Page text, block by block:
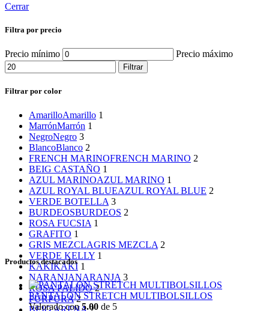
Cerrar
Filtra por precio
Precio mínimo Precio máximo
Filtrar
Filtrar por color
AmarilloAmarillo 1
MarrónMarrón 1
NegroNegro 3
BlancoBlanco 2
FRENCH MARINOFRENCH MARINO 2
BEIG CASTAÑO 1
AZUL MARINOAZUL MARINO 1
AZUL ROYAL BLUEAZUL ROYAL BLUE 2
VERDE BOTELLA 3
BURDEOSBURDEOS 2
ROSA FUCSIA 1
GRAFITO 1
GRIS MEZCLAGRIS MEZCLA 2
VERDE KELLY 1
KAKIKAKI 1
NARANJANARANJA 3
ROSA PALIDO 2
PÚRPURA 2
Productos destacados
PANTALÓN STRETCH MULTIBOLSILLOS
Valorado con5.00 de 5